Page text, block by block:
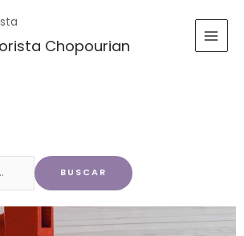
Chopourian
BUSCAR